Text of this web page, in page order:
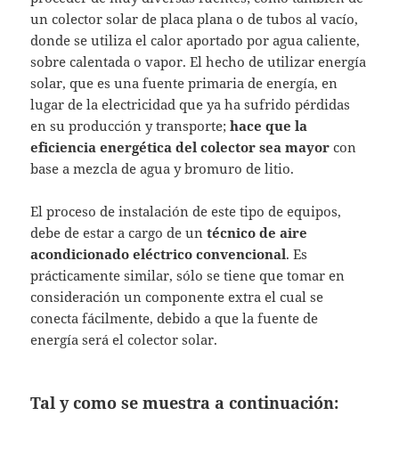
un colector solar de placa plana o de tubos al vacío,
donde se utiliza el calor aportado por agua caliente,
sobre calentada o vapor. El hecho de utilizar energía
solar, que es una fuente primaria de energía, en
lugar de la electricidad que ya ha sufrido pérdidas
en su producción y transporte;hace que la
eficiencia energética del colector sea mayor con
base a mezcla de agua y bromuro de litio.
El proceso de instalación de este tipo de equipos,
debe de estar a cargo de untécnico de aire
acondicionado eléctrico convencional. Es
prácticamente similar, sólo se tiene que tomar en
consideración un componente extra el cual se
conecta fácilmente, debido a que la fuente de
energía será el colector solar.
Tal y como se muestra a continuación: